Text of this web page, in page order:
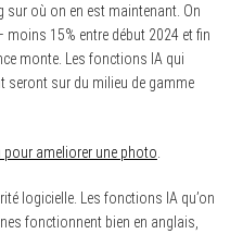
sur où on en est maintenant. On
moins 15% entre début 2024 et fin
monte. Les fonctions IA qui
seront sur du milieu de gamme
pour ameliorer une photo
logicielle. Les fonctions IA qu’on
fonctionnent bien en anglais,